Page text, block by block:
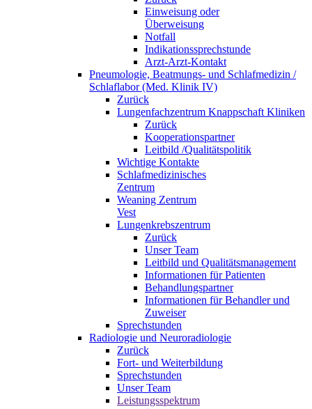
Einweisung oder
Überweisung
Notfall
Indikationssprechstunde
Arzt-Arzt-Kontakt
Pneumologie, Beatmungs- und Schlafmedizin /
Schlaflabor (Med. Klinik IV)
Zurück
Lungenfachzentrum Knappschaft Kliniken
Zurück
Kooperationspartner
Leitbild /Qualitätspolitik
Wichtige Kontakte
Schlafmedizinisches
Zentrum
Weaning Zentrum
Vest
Lungenkrebszentrum
Zurück
Unser Team
Leitbild und Qualitätsmanagement
Informationen für Patienten
Behandlungspartner
Informationen für Behandler und
Zuweiser
Sprechstunden
Radiologie und Neuroradiologie
Zurück
Fort- und Weiterbildung
Sprechstunden
Unser Team
Leistungsspektrum